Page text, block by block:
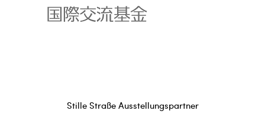
Stille Straße Ausstellungspartner